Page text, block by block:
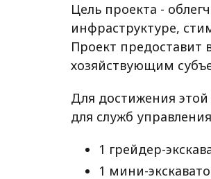
Цель проекта -
инфраструктуре,
Проект предоставит
хозяйствующим
Для достижения
для служб
1 грейдер-
1 мини-